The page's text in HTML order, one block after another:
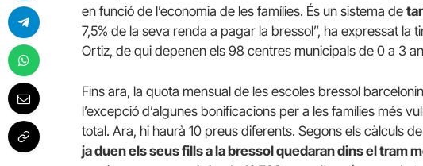
en funció de l’economia de les famílies. És un sistema de
7,5% de la seva renda a pagar la bressol”, ha expressat la
Ortiz, de qui depenen els 98 centres municipals de 0 a 3
Fins ara, la quota mensual de les escoles bressol
l’excepció d’algunes bonificacions per a les famílies més
total. Ara, hi haurà 10 preus diferents. Segons els càlculs de
ja duen els seus fills a la bressol quedaran dins el tram